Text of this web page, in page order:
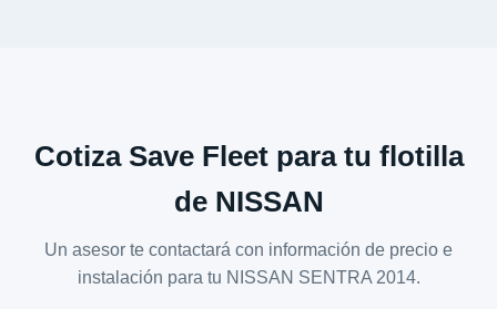
Cotiza Save Fleet para tu flotilla
de NISSAN
Un asesor te contactará con información de precio e
instalación para tu NISSAN SENTRA 2014.